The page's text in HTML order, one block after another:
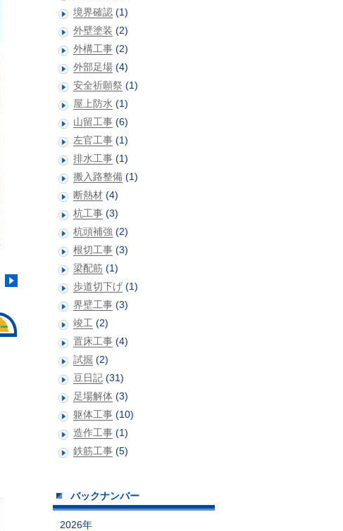
境界確認 (1)
外壁塗装 (2)
外構工事 (2)
外部足場 (4)
安全祈願祭 (1)
屋上防水 (1)
山留工事 (6)
左官工事 (1)
排水工事 (1)
搬入路整備 (1)
断熱材 (4)
杭工事 (3)
杭頭補強 (2)
根切工事 (3)
梁配筋 (1)
歩道切下げ (1)
界壁工事 (3)
竣工 (2)
置床工事 (4)
試掘 (2)
豆日記 (31)
足場解体 (3)
躯体工事 (10)
造作工事 (1)
鉄筋工事 (5)
バックナンバー
2026年